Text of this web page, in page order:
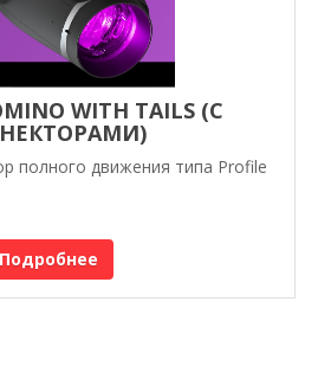
WITH TAILS (С
полного движения типа Profile
Подробнее